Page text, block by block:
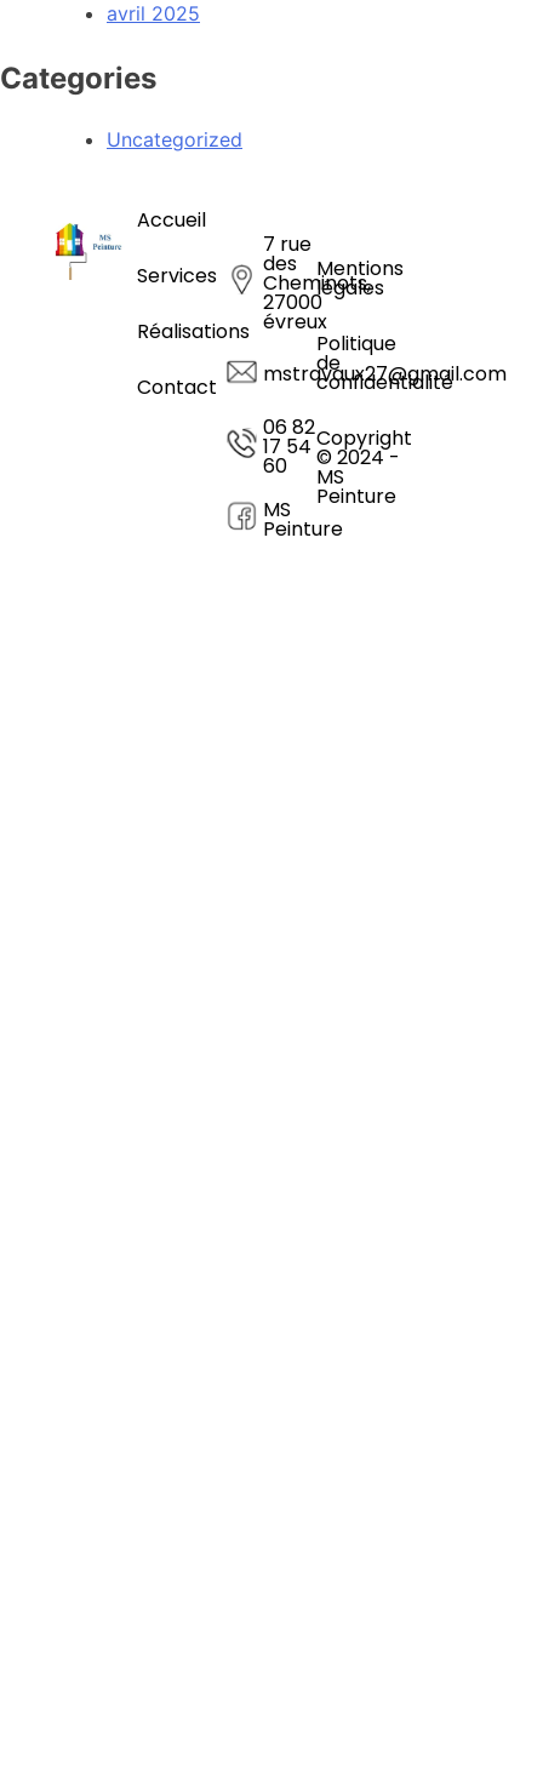
avril 2025
Categories
Uncategorized
Accueil
Services
Réalisations
Contact
7 rue
des
Cheminots,
27000
évreux
mstravaux27@gmail.com
06 82
17 54
60
MS
Peinture
Mentions
légales
Politique
de
confidentialité
Copyright
© 2024 -
MS
Peinture